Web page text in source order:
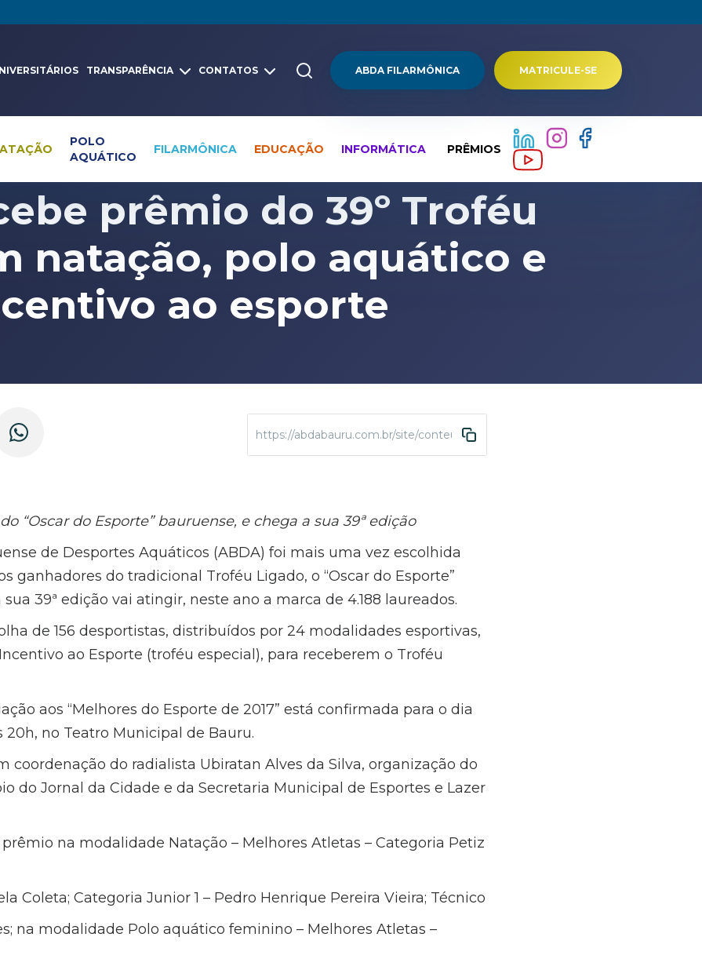
TRANSPARÊNCIA CONTATOS ABDA FILARMÔNICA MATRICULE-SE
POLO
AQUÁTICO
FILARMÔNICA EDUCAÇÃO INFORMÁTICA PRÊMIOS
Pesquisa global Notícias Prêmios
prêmio do 39º Troféu
natação, polo aquático e
ao esporte
https://abdabauru.com.br/site/conteudo/3633-abda-recebe-premio-do-39-trofeu-
“Oscar do Esporte” bauruense, e chega a sua 39ª edição
de Desportes Aquáticos (ABDA) foi mais uma vez escolhida
ganhadores do tradicional Troféu Ligado, o “Oscar do Esporte”
39ª edição vai atingir, neste ano a marca de 4.188 laureados.
de 156 desportistas, distribuídos por 24 modalidades esportivas,
ao Esporte (troféu especial), para receberem o Troféu
aos “Melhores do Esporte de 2017” está confirmada para o dia
20h, no Teatro Municipal de Bauru.
coordenação do radialista Ubiratan Alves da Silva, organização do
do Jornal da Cidade e da Secretaria Municipal de Esportes e Lazer
na modalidade Natação – Melhores Atletas – Categoria Petiz
Coleta; Categoria Junior 1 – Pedro Henrique Pereira Vieira; Técnico
na modalidade Polo aquático feminino – Melhores Atletas –